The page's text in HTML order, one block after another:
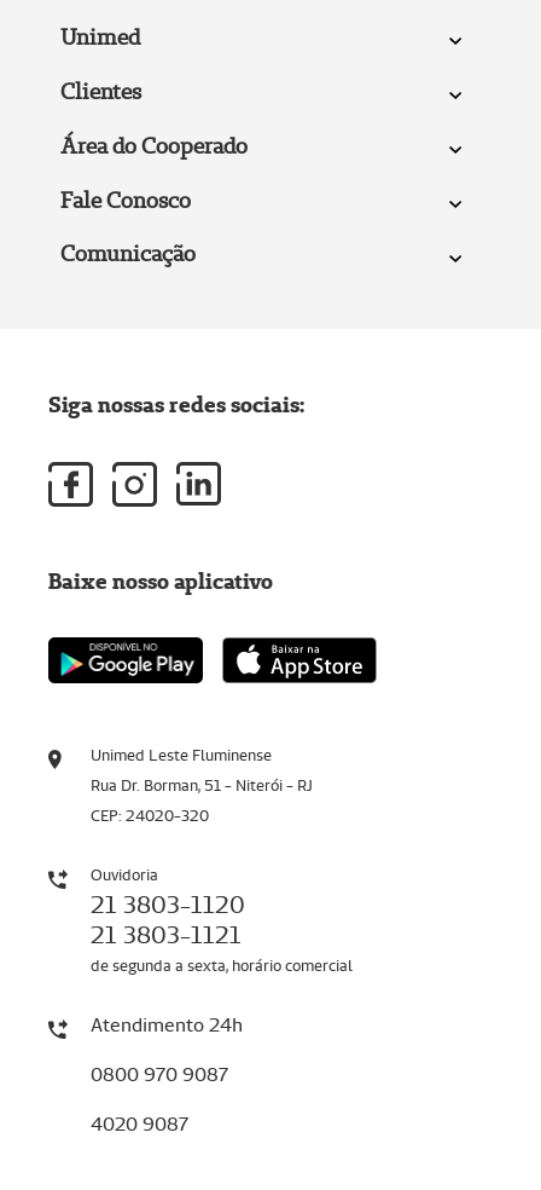
Unimed
Clientes
Área do Cooperado
Fale Conosco
Comunicação
Unimed Leste Fluminense
Rua Dr. Borman, 51 - Niterói - RJ
CEP: 24020-320
Ouvidoria
21 3803-1120
21 3803-1121
de segunda a sexta, horário comercial
Atendimento 24h
0800 970 9087
4020 9087
Siga nossas redes sociais:
Baixe nosso aplicativo